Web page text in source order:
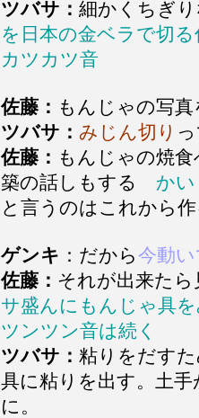
ツバサ： 細かくちぎ
を日本の金ベラで切
カツカツ音
佐藤： もんじゃの写
ツバサ： みじん切り
佐藤： もんじゃの焼
築の話しもする か
と言うのはこれから
ゲンキ ：だから今動
佐藤： それが出来た
サ盛んにもんじゃ具
ツンツン音は続く
ツバサ： 粘りをだす
具に粘りを出す。土
に。